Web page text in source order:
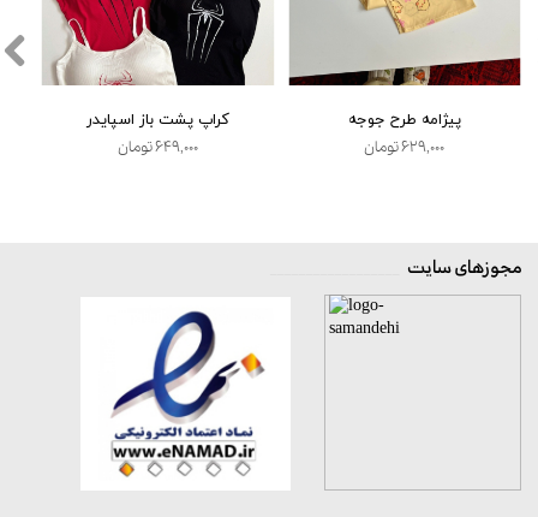
★★★
★★ ★★
کراپ پشت باز اسپایدر
۶۴۹,۰۰۰ تومان
پیژامه طرح جوجه
۶۲۹,۰۰۰ تومان
مجوزهای سایت